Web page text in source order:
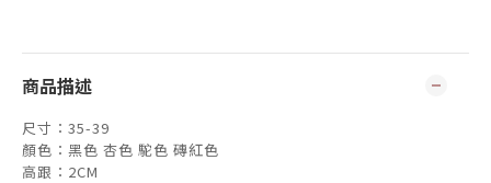
商品描述
尺寸：35-39
顏色：黑色 杏色 駝色 磚紅色
高跟：2CM